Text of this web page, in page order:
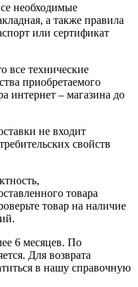
необходимые
а также правила
или сертификат
все технические
приобретаемого
интернет – магазина до
не входит
свойств
товара
товар на наличие
6 месяцев. По
Для возврата
в нашу справочную